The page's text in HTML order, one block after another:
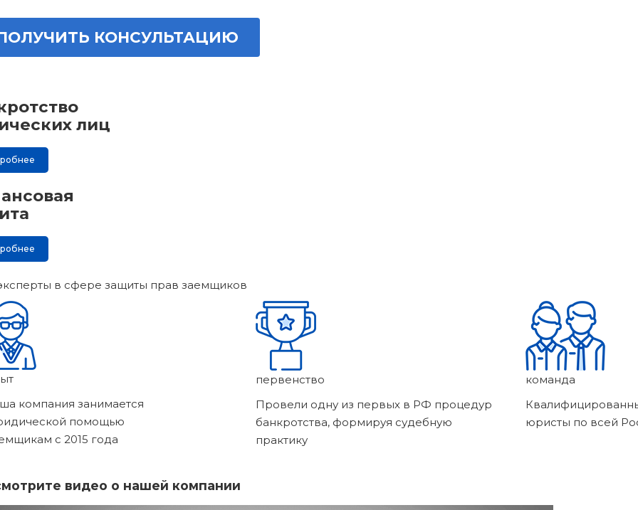
КОНСУЛЬТАЦИЮ
лиц
в сфере защиты прав заемщиков
компания занимается
помощью
с 2015 года
первенство
Провели одну из первых в РФ процедур
банкротства, формируя судебную
практику
команда
юристы по всей
видео о нашей компании